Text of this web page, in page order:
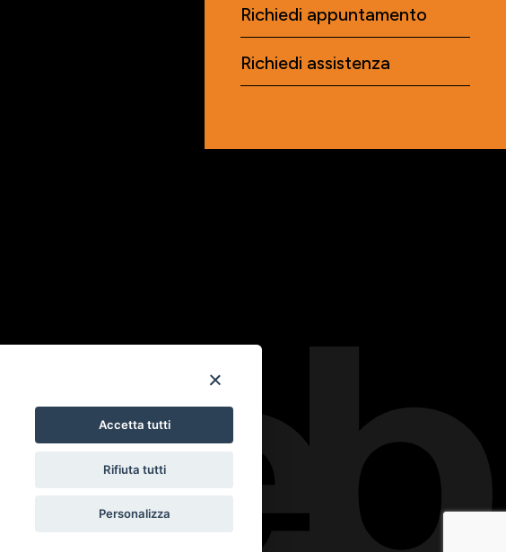
Accetta tutti
Rifiuta tutti
Personalizza
Richiedi appuntamento
Richiedi assistenza